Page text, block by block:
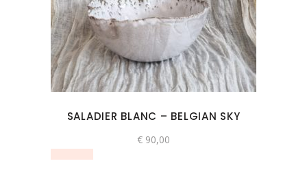
SALADIER BLANC – BELGIAN SKY
€ 90,00